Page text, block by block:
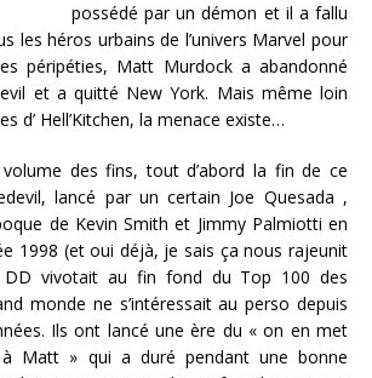
possédé par un démon et il a fallu
les héros urbains de l’univers Marvel pour
péripéties, Matt Murdock a abandonné
et a quitté New York. Mais même loin
d’ Hell’Kitchen, la menace existe…
des fins, tout d’abord la fin de ce
lancé par un certain Joe Quesada ,
de Kevin Smith et Jimmy Palmiotti en
1998 (et oui déjà, je sais ça nous rajeunit
DD vivotait au fin fond du Top 100 des
monde ne s’intéressait au perso depuis
Ils ont lancé une ère du « on en met
Matt » qui a duré pendant une bonne